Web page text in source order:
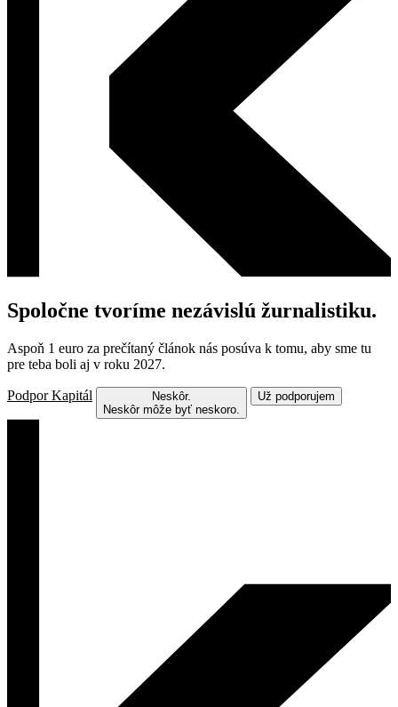
Spoločne tvoríme nezávislú žurnalistiku.
Aspoň 1 euro za prečítaný článok nás posúva k tomu, aby sme tu
pre teba boli aj v roku 2027.
Podpor Kapitál
Neskôr.
Neskôr môže byť neskoro.
Už podporujem